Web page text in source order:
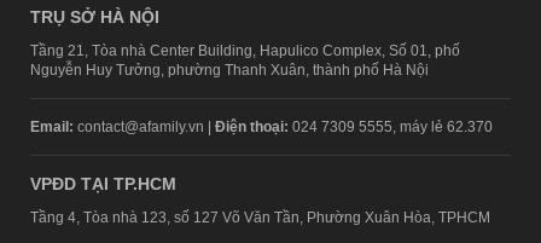
TRỤ SỞ HÀ NỘI
Tầng 21, Tòa nhà Center Building, Hapulico Complex, Số 01, phố
Nguyễn Huy Tưởng, phường Thanh Xuân, thành phố Hà Nội
Email: contact@afamily.vn | Điện thoại: 024 7309 5555, máy lẻ 62.370
VPĐD TẠI TP.HCM
Tầng 4, Tòa nhà 123, số 127 Võ Văn Tần, Phường Xuân Hòa, TPHCM